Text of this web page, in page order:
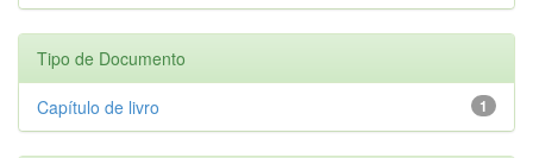
Tipo de Documento
1
Capítulo de livro